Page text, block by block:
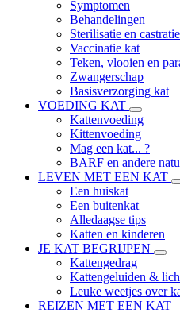
Symptomen
Behandelingen
Sterilisatie en
Vaccinatie kat
Teken, vlooien en
Zwangerschap
Basisverzorging kat
VOEDING KAT
Kattenvoeding
Kittenvoeding
Mag een kat... ?
BARF en andere
LEVEN MET EEN KAT
Een huiskat
Een buitenkat
Alledaagse tips
Katten en kinderen
JE KAT BEGRIJPEN
Kattengedrag
Kattengeluiden &
Leuke weetjes over
REIZEN MET EEN KAT